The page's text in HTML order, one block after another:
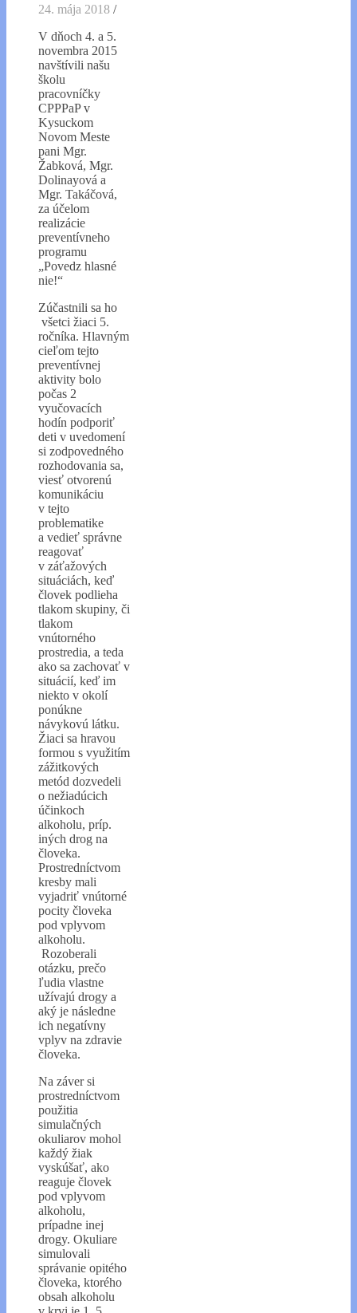
24. mája 2018 /
V dňoch 4. a 5.
novembra 2015
navštívili našu
školu
pracovníčky
CPPPaP v
Kysuckom
Novom Meste
pani Mgr.
Žabková, Mgr.
Dolinayová a
Mgr. Takáčová,
za účelom
realizácie
preventívneho
programu
„Povedz hlasné
nie!“
Zúčastnili sa ho
všetci žiaci 5.
ročníka. Hlavným
cieľom tejto
preventívnej
aktivity bolo
počas 2
vyučovacích
hodín podporiť
deti v uvedomení
si zodpovedného
rozhodovania sa,
viesť otvorenú
komunikáciu
v tejto
problematike
a vedieť správne
reagovať
v záťažových
situáciách, keď
človek podlieha
tlakom skupiny, či
tlakom
vnútorného
prostredia, a teda
ako sa zachovať v
situácií, keď im
niekto v okolí
ponúkne
návykovú látku.
Žiaci sa hravou
formou s využitím
zážitkových
metód dozvedeli
o nežiadúcich
účinkoch
alkoholu, príp.
iných drog na
človeka.
Prostredníctvom
kresby mali
vyjadriť vnútorné
pocity človeka
pod vplyvom
alkoholu.
Rozoberali
otázku, prečo
ľudia vlastne
užívajú drogy a
aký je následne
ich negatívny
vplyv na zdravie
človeka.
Na záver si
prostredníctvom
použitia
simulačných
okuliarov mohol
každý žiak
vyskúšať, ako
reaguje človek
pod vplyvom
alkoholu,
prípadne inej
drogy. Okuliare
simulovali
správanie opitého
človeka, ktorého
obsah alkoholu